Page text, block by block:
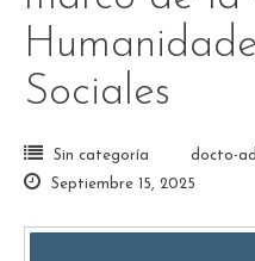
Sociales
Sin categoría
docto-
Septiembre 15, 2025